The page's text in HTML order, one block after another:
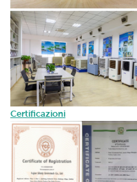
Certificazioni